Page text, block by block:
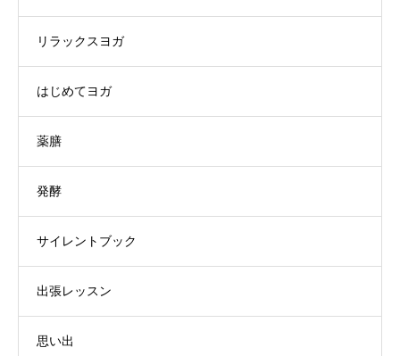
リラックスヨガ
はじめてヨガ
薬膳
発酵
サイレントブック
出張レッスン
思い出